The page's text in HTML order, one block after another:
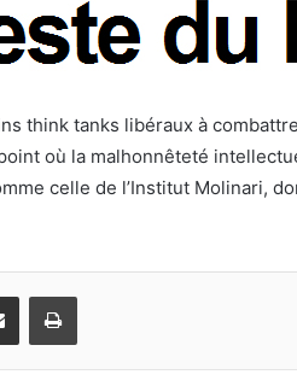
think tanks libéraux à
où la malhonnêteté
celle de l’Institut Molinari,
Partagez par mail Imprimez